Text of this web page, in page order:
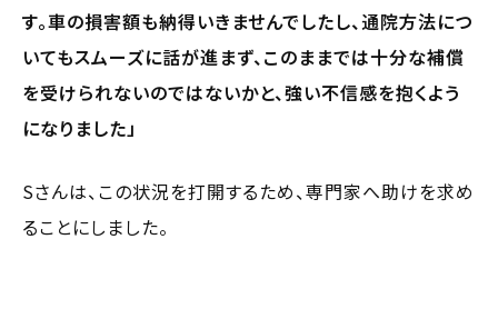
す。車の損害額も納得いきませんでしたし、通院方法につ
いてもスムーズに話が進まず、このままでは十分な補償
を受けられないのではないかと、強い不信感を抱くよう
になりました」
Sさんは、この状況を打開するため、専門家へ助けを求め
ることにしました。